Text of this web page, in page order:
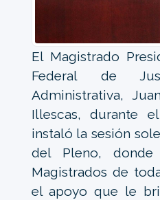
El Magistrado
Federal de
Administrativa,
Illescas, durante
instaló la sesión
del Pleno,
Magistrados de
el apoyo que le